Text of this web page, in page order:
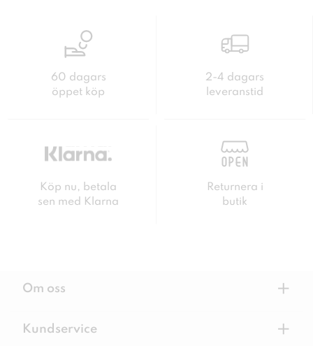
60 dagars
öppet köp
2-4 dagars
leveranstid
Köp nu, betala
sen med Klarna
Returnera i
butik
Om oss +
Kundservice +